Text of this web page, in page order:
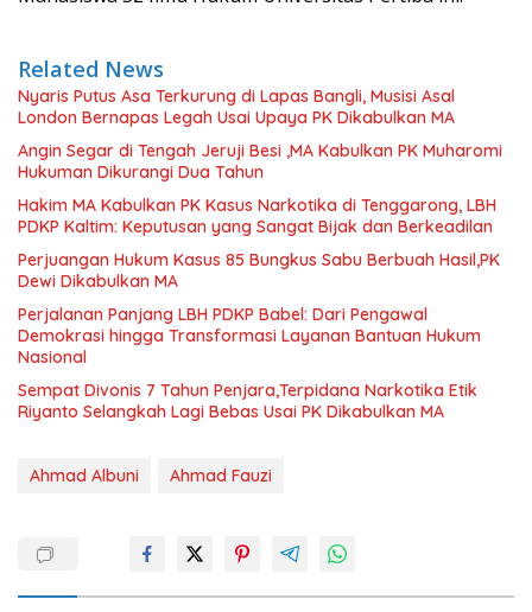
Related News
Nyaris Putus Asa Terkurung di Lapas Bangli, Musisi Asal
London Bernapas Legah Usai Upaya PK Dikabulkan MA
Angin Segar di Tengah Jeruji Besi ,MA Kabulkan PK Muharomi
Hukuman Dikurangi Dua Tahun
Hakim MA Kabulkan PK Kasus Narkotika di Tenggarong, LBH
PDKP Kaltim: Keputusan yang Sangat Bijak dan Berkeadilan
Perjuangan Hukum Kasus 85 Bungkus Sabu Berbuah Hasil,PK
Dewi Dikabulkan MA
Perjalanan Panjang LBH PDKP Babel: Dari Pengawal
Demokrasi hingga Transformasi Layanan Bantuan Hukum
Nasional
Sempat Divonis 7 Tahun Penjara,Terpidana Narkotika Etik
Riyanto Selangkah Lagi Bebas Usai PK Dikabulkan MA
Ahmad Albuni Ahmad Fauzi